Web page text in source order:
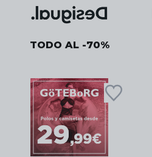
TODO AL -70%